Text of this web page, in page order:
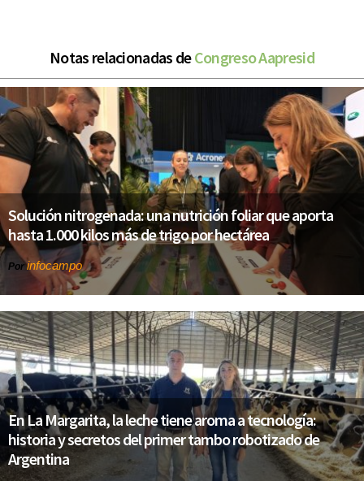
Notas relacionadas deCongreso Aapresid
Solución nitrogenada: una nutrición foliar que aporta
hasta 1.000 kilos más de trigo por hectárea
Porinfocampo
En La Margarita, la leche tiene aroma a tecnología:
historia y secretos del primer tambo robotizado de
Argentina